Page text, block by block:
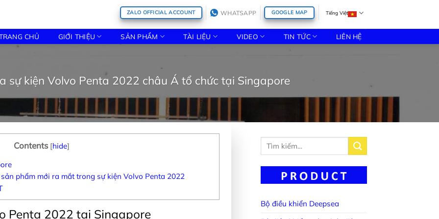
ZALO OFFICIAL ACCOUNT WHATSAPP GOOGLE MAP Tiếng Việt
CHỦ GIỚI THIỆU SẢN PHẨM TÀI LIỆU VIDEO TIN TỨC LIÊN HỆ
sự kiện Volvo Penta 2022 châu Á tổ chức tại Singapore
Contents [hide]
phẩm mới ra mắt trong sự kiện Volvo Penta 2022
Penta 2022 tại Singapore
Tìm
Bộ điều khiển Deepsea